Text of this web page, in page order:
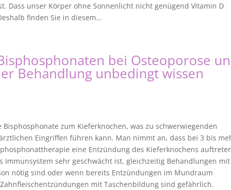
Dass unser Körper ohne Sonnenlicht nicht genügend Vitamin D
finden Sie in diesem...
bei Osteoporose
Behandlung unbedingt wissen
zum Kieferknochen, was zu schwerwiegenden
Eingriffen führen kann. Man nimmt an, dass bei 3 bis
eine Entzündung des Kieferknochens
Immunsystem sehr geschwächt ist, gleichzeitig Behandlungen mit
nötig sind oder wenn bereits Entzündungen im Mundraum
mit Taschenbildung sind gefährlich.